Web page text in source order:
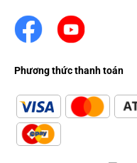
Phương thức thanh toán